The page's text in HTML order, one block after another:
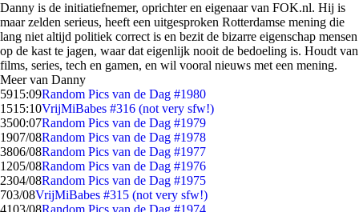
Danny is de initiatiefnemer, oprichter en eigenaar van FOK.nl. Hij is
maar zelden serieus, heeft een uitgesproken Rotterdamse mening die
lang niet altijd politiek correct is en bezit de bizarre eigenschap mensen
op de kast te jagen, waar dat eigenlijk nooit de bedoeling is. Houdt van
films, series, tech en gamen, en wil vooral nieuws met een mening.
Meer van Danny
5915:09Random Pics van de Dag #1980
1515:10VrijMiBabes #316 (not very sfw!)
3500:07Random Pics van de Dag #1979
1907/08Random Pics van de Dag #1978
3806/08Random Pics van de Dag #1977
1205/08Random Pics van de Dag #1976
2304/08Random Pics van de Dag #1975
703/08VrijMiBabes #315 (not very sfw!)
4103/08Random Pics van de Dag #1974